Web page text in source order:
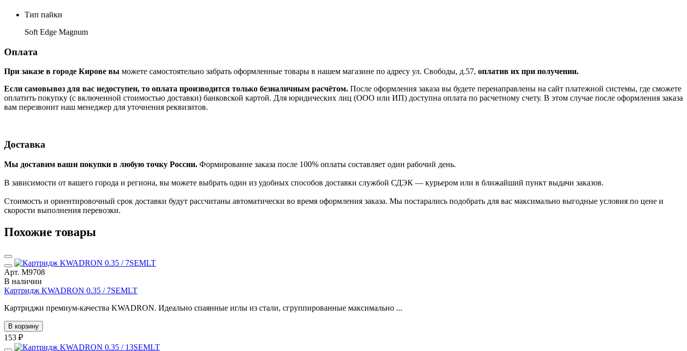
Тип пайки
Soft Edge Magnum
Оплата
При заказе в городе Кирове вы можете самостоятельно забрать оформленные товары в нашем магазине по адресу ул. Свободы, д.57, оплатив их при получении.
Если самовывоз для вас недоступен, то оплата производится только безналичным расчётом. После оформления заказа вы будете перенаправлены на сайт платежной системы, где сможете
оплатить покупку (с включенной стоимостью доставки) банковской картой. Для юридических лиц (ООО или ИП) доступна оплата по расчетному счету. В этом случае после оформления заказа
вам перезвонит наш менеджер для уточнения реквизитов.
Доставка
Мы доставим ваши покупки в любую точку России. Формирование заказа после 100% оплаты составляет один рабочий день.
В зависимости от вашего города и региона, вы можете выбрать один из удобных способов доставки службой СДЭК — курьером или в ближайший пункт выдачи заказов.
Стоимость и ориентировочный срок доставки будут рассчитаны автоматически во время оформления заказа. Мы постарались подобрать для вас максимально выгодные условия по цене и
скорости выполнения перевозки.
Похожие товары
Арт. М9708
В наличии
Картридж KWADRON 0.35 / 7SEMLT
Картриджи премиум-качества KWADRON. Идеально спаянные иглы из стали, сгруппированные максимально ...
В корзину
153 ₽